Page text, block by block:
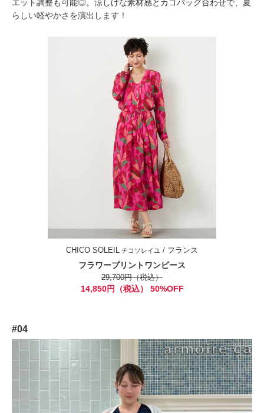
エット調整も可能◎。涼しげな素材感とカゴバッグ合わせで、夏
らしい軽やかさを演出します！
CHICO SOLEIL チコソレイユ / フランス
フラワープリントワンピース
29,700円（税込）
14,850円（税込） 50%OFF
#04